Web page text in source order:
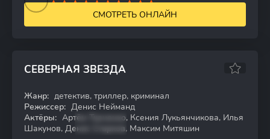
СМОТРЕТЬ ОНЛАЙН
СЕВЕРНАЯ ЗВЕЗДА
WEB-DL
6.98
Жанр: детектив, триллер, криминал
Режиссер: Денис Нейманд
Актёры: Артём Ткаченко, Ксения Лукьянчикова, Илья
Шакунов, Денис Старков, Максим Митяшин